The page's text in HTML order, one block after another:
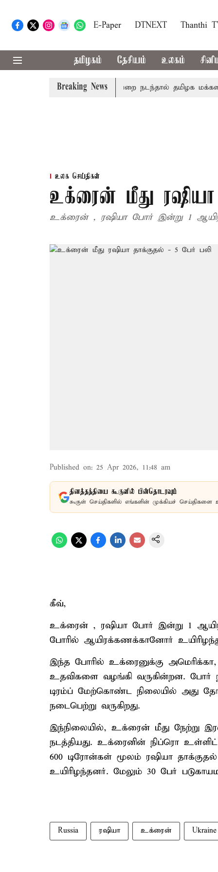
E-Paper DTNEXT Thanthi
தமிழகம் தேசியம் உலகம்
Breaking News
தொகுதி மறுவரையறை நடந்தால் தமிழக
உலக செய்திகள்
உக்ரைன் மீது
உக்ரைன் , ரஷியா போர் இன்று 1
Published on: 25 Apr 2026, 11:48 am
தினத்தந்தியை கூகுளில் பின்தொடரவும்
கூகுள் செய்திகளில் எங்களின் முக்கியச் செய்திகளை
கீவ்,
உக்ரைன் , ரஷியா போர் இன்று 1
போரில் ஆயிரக்கணக்கானோர்
இந்த போரில் உக்ரைனுக்கு
உதவிகளை வழங்கி வருகின்றன. போர்
டிரம்ப் மேற்கொண்ட நிலையில் அது
நடைபெற்று வருகிறது.
இந்நிலையில், உக்ரைன் மீது நேற்று
நடத்தியது. உக்ரைனின் நிப்ரொ
600 டிரோன்கள் மூலம் ரஷியா
உயிரிழந்தனர். மேலும் 30 பேர்
Russia ரஷியா உக்ரைன் Ukraine